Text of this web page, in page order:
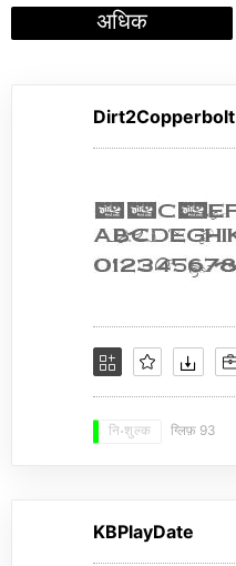
अधिक
Dirt2Copperbolt
नि: शुल्क ग्लिफ़ 93
KBPlayDate